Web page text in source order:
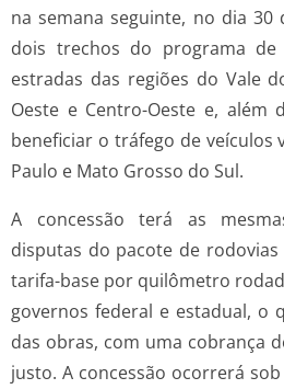
na semana seguinte, no dia
dois trechos do programa de
estradas das regiões do Vale
Oeste e Centro-Oeste e, além
beneficiar o tráfego de veículos
Paulo e Mato Grosso do Sul.
A concessão terá as
disputas do pacote de
tarifa-base por quilômetro
governos federal e estadual, o
das obras, com uma cobrança
justo. A concessão ocorrerá